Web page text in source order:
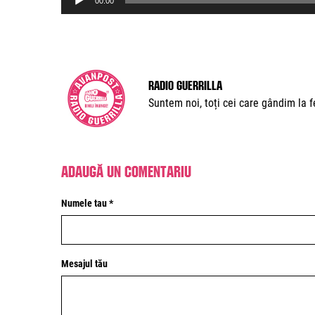
Player
Radio Guerrilla
Suntem noi, toți cei care gândim la
Adaugă un comentariu
Numele tau *
Mesajul tău